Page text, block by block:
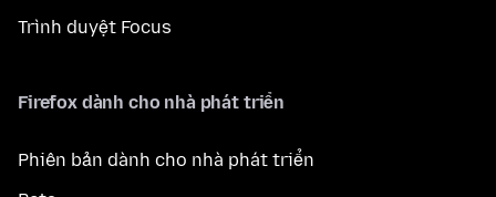
Trình duyệt Focus
Firefox dành cho nhà phát triển
Phiên bản dành cho nhà phát triển